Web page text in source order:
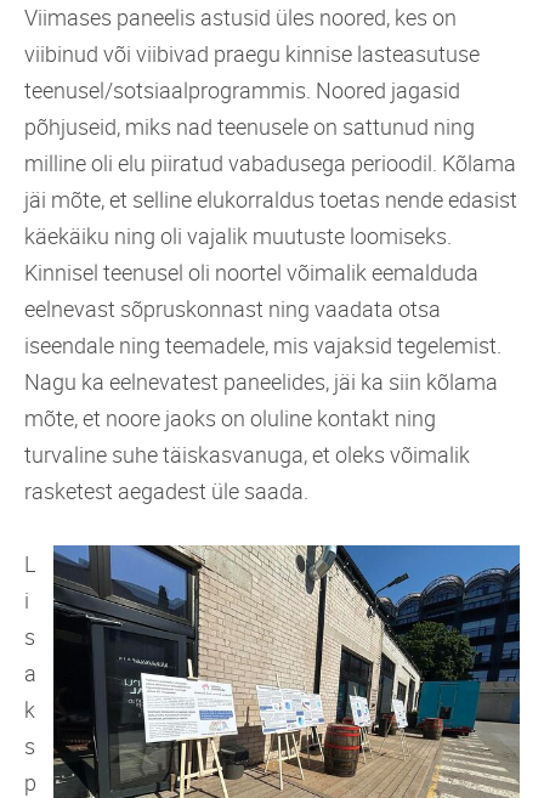
Viimases paneelis astusid üles noored, kes on
viibinud või viibivad praegu kinnise lasteasutuse
teenusel/sotsiaalprogrammis. Noored jagasid
põhjuseid, miks nad teenusele on sattunud ning
milline oli elu piiratud vabadusega perioodil. Kõlama
jäi mõte, et selline elukorraldus toetas nende edasist
käekäiku ning oli vajalik muutuste loomiseks.
Kinnisel teenusel oli noortel võimalik eemalduda
eelnevast sõpruskonnast ning vaadata otsa
iseendale ning teemadele, mis vajaksid tegelemist.
Nagu ka eelnevatest paneelides, jäi ka siin kõlama
mõte, et noore jaoks on oluline kontakt ning
turvaline suhe täiskasvanuga, et oleks võimalik
rasketest aegadest üle saada.
L
i
s
a
k
s
p